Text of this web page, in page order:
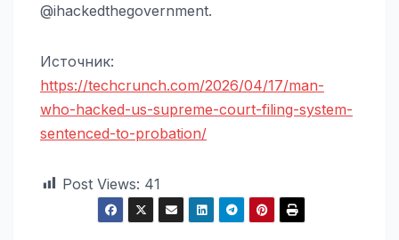
@ihackedthegovernment.
Источник:
https://techcrunch.com/2026/04/17/man-
who-hacked-us-supreme-court-filing-system-
sentenced-to-probation/
Post Views: 41